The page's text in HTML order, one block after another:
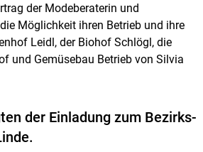
der Modeberaterin und
Möglichkeit ihren Betrieb und ihre
Leidl, der Biohof Schlögl, die
und Gemüsebau Betrieb von Silvia
der Einladung zum Bezirks-